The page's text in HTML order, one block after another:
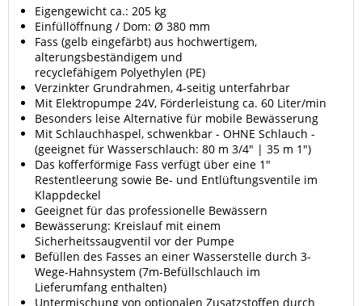
Eigengewicht ca.: 205 kg
Einfüllöffnung / Dom: Ø 380 mm
Fass (gelb eingefärbt) aus hochwertigem,
alterungsbeständigem und
recyclefähigem Polyethylen (PE)
Verzinkter Grundrahmen, 4-seitig unterfahrbar
Mit Elektropumpe 24V, Förderleistung ca. 60 Liter/min
Besonders leise Alternative für mobile Bewässerung
Mit Schlauchhaspel, schwenkbar - OHNE Schlauch -
(geeignet für Wasserschlauch: 80 m 3/4" | 35 m 1")
Das kofferförmige Fass verfügt über eine 1"
Restentleerung sowie Be- und Entlüftungsventile im
Klappdeckel
Geeignet für das professionelle Bewässern
Bewässerung: Kreislauf mit einem
Sicherheitssaugventil vor der Pumpe
Befüllen des Fasses an einer Wasserstelle durch 3-
Wege-Hahnsystem (7m-Befüllschlauch im
Lieferumfang enthalten)
Untermischung von optionalen Zusatzstoffen durch